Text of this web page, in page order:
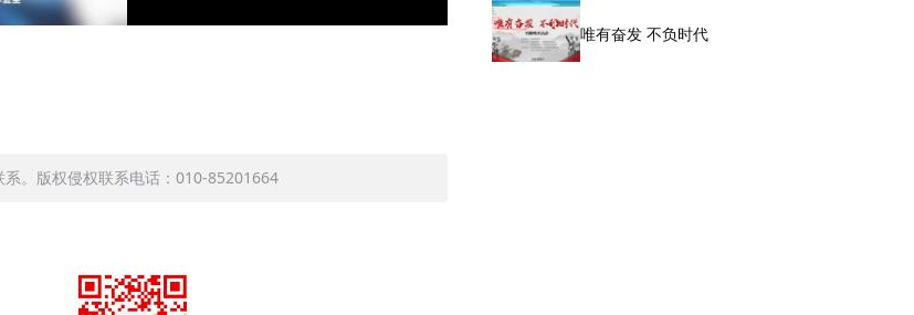
。版权侵权联系电话：010-85201664
唯有奋发 不负时代